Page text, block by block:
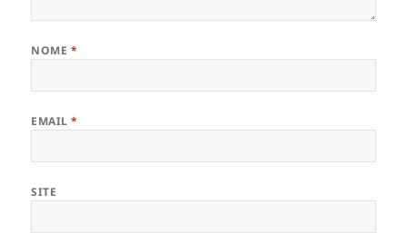
NOME *
EMAIL*
SITE